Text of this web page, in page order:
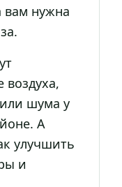
вам нужна
воздуха,
шума у
А
улучшить
и